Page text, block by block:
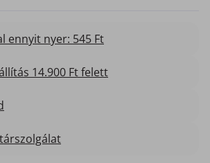
ennyit nyer: 545 Ft
14.900 Ft felett